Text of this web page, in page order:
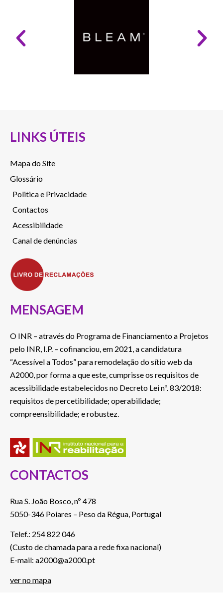
LINKS ÚTEIS
Mapa do Site
Glossário
Politica e Privacidade
Contactos
Acessibilidade
Canal de denúncias
MENSAGEM
O INR – através do Programa de Financiamento a Projetos
pelo INR, I.P. – cofinanciou, em 2021, a candidatura
“Acessível a Todos” para remodelação do sítio web da
A2000, por forma a que este, cumprisse os requisitos de
acessibilidade estabelecidos no Decreto Lei nº. 83/2018:
requisitos de percetibilidade; operabilidade;
compreensibilidade; e robustez.
CONTACTOS
Rua S. João Bosco, nº 478
5050-346 Poiares – Peso da Régua, Portugal
Telef.: 254 822 046
(Custo de chamada para a rede fixa nacional)
E-mail: a2000@a2000.pt
ver no mapa